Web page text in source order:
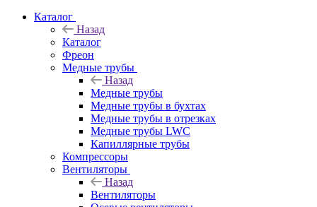
Каталог
Назад
Каталог
Фреон
Медные трубы
Назад
Медные трубы
Медные трубы в бухтах
Медные трубы в отрезках
Медные трубы LWC
Капиллярные трубы
Компрессоры
Вентиляторы
Назад
Вентиляторы